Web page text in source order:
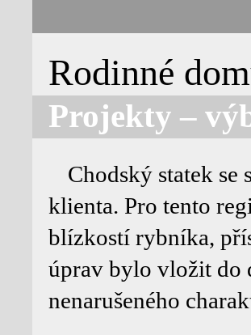
Rodinné
Projekty –
Chodský statek
klienta. Pro tento
blízkostí rybníka,
úprav bylo vložit do
nenarušeného